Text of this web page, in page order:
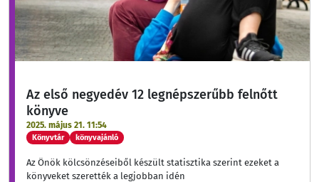
Az első negyedév 12 legnépszerűbb felnőtt
könyve
2025. május 21. 11:54
Könyvtár könyvajánló
Az Önök kölcsönzéseiből készült statisztika szerint ezeket a
könyveket szerették a legjobban idén